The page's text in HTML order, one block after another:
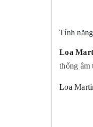
Tính
Loa
thống âm
Loa